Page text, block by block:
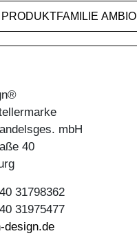
PRODUKTFAMILIE AMBIO
mbH
40
31798362
31975477
design.de